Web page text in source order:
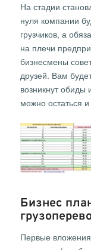
На стадии
нуля компании
грузчиков, а
на плечи
бизнесмены
друзей. Вам
возникнут обиды
можно остаться
Бизнес
Первые